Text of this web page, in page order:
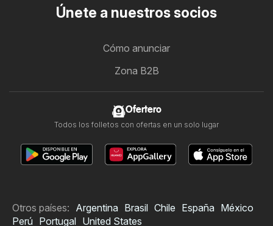
Únete a nuestros socios
Cómo anunciar
Zona B2B
Ofertero
Todos los folletos con ofertas en un solo lugar
Otros países: Argentina Brasil Chile España México
Perú Portugal United States